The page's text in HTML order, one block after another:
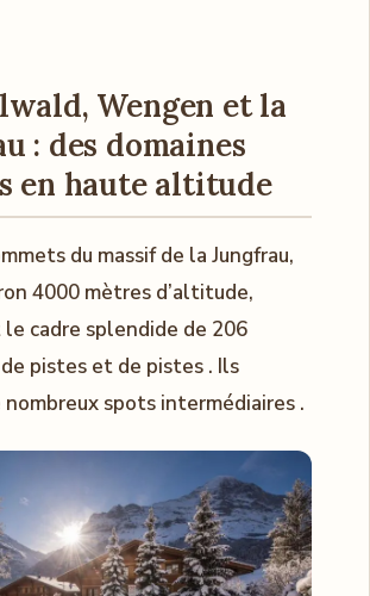
Wengen et la
: des domaines
en haute altitude
du massif de la Jungfrau,
4000 mètres d’altitude,
cadre splendide de 206
pistes et de pistes . Ils
spots intermédiaires .